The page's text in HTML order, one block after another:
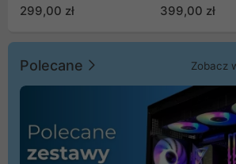
299,00 zł 399,00 zł
Polecane Zobacz